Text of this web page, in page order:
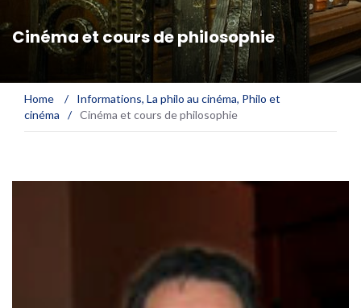
Cinéma et cours de philosophie
Home / Informations, La philo au cinéma, Philo et
cinéma
/ Cinéma et cours de philosophie